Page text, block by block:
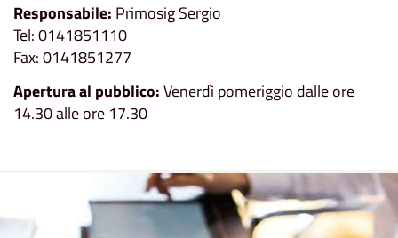
Responsabile: Primosig Sergio
Tel: 0141851110
Fax: 0141851277
Apertura al pubblico:Venerdì pomeriggio dalle ore
14.30 alle ore 17.30